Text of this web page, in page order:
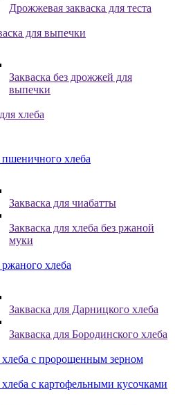
Дрожжевая закваска для теста
для выпечки
Закваска без дрожжей для
выпечки
хлеба
хлеба
Закваска для чиабатты
Закваска для хлеба без ржаной
муки
хлеба
Закваска для Дарницкого хлеба
Закваска для Бородинского хлеба
с пророщенным зерном
с картофельными кусочками